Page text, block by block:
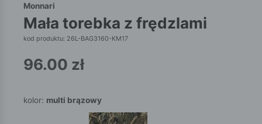
Monnari
mała torebka z frędzlami
kod produktu: 26L-BAG3160-KM17
96.00 zł
kolor: multi brązowy